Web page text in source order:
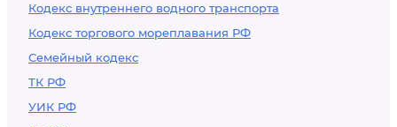
Кодекс внутреннего водного транспорта
Кодекс торгового мореплавания РФ
Семейный кодекс
ТК РФ
УИК РФ